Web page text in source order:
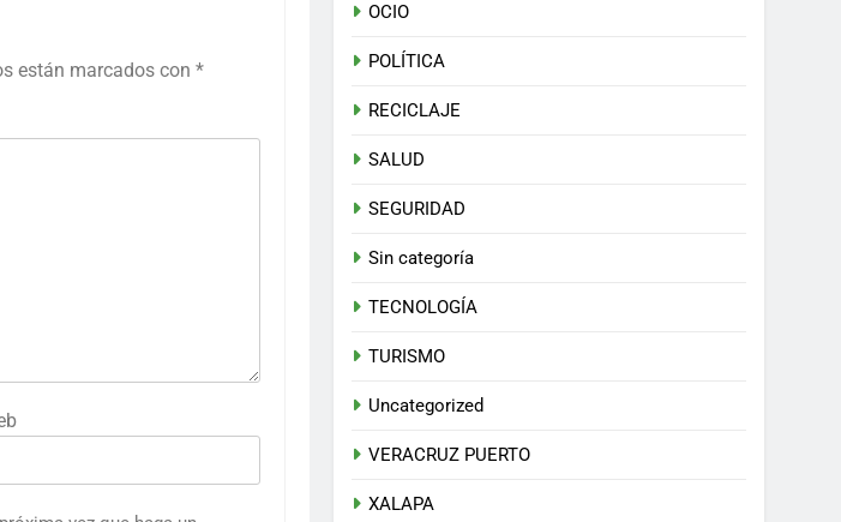
están marcados con *
OCIO
POLÍTICA
RECICLAJE
SALUD
SEGURIDAD
Sin categoría
TECNOLOGÍA
TURISMO
Uncategorized
VERACRUZ PUERTO
XALAPA